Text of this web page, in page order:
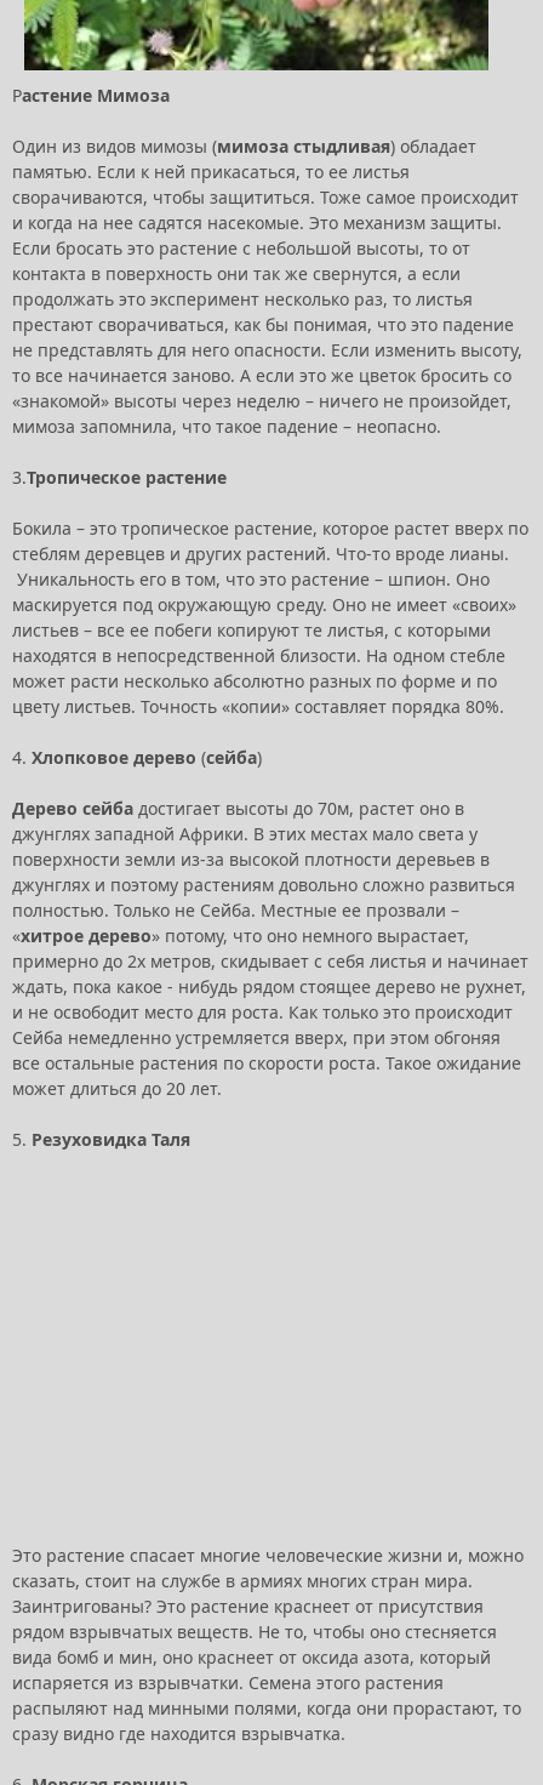
Растение Мимоза
Один из видов мимозы (мимоза стыдливая) обладает
памятью. Если к ней прикасаться, то ее листья
сворачиваются, чтобы защититься. Тоже самое происходит
и когда на нее садятся насекомые. Это механизм защиты.
Если бросать это растение с небольшой высоты, то от
контакта в поверхность они так же свернутся, а если
продолжать это эксперимент несколько раз, то листья
престают сворачиваться, как бы понимая, что это падение
не представлять для него опасности. Если изменить высоту,
то все начинается заново. А если это же цветок бросить со
«знакомой» высоты через неделю – ничего не произойдет,
мимоза запомнила, что такое падение – неопасно.
3.Тропическое растение
Бокила – это тропическое растение, которое растет вверх по
стеблям деревцев и других растений. Что-то вроде лианы.
Уникальность его в том, что это растение – шпион. Оно
маскируется под окружающую среду. Оно не имеет «своих»
листьев – все ее побеги копируют те листья, с которыми
находятся в непосредственной близости. На одном стебле
может расти несколько абсолютно разных по форме и по
цвету листьев. Точность «копии» составляет порядка 80%.
4. Хлопковое дерево (сейба)
Дерево сейба достигает высоты до 70м, растет оно в
джунглях западной Африки. В этих местах мало света у
поверхности земли из-за высокой плотности деревьев в
джунглях и поэтому растениям довольно сложно развиться
полностью. Только не Сейба. Местные ее прозвали –
«хитрое дерево» потому, что оно немного вырастает,
примерно до 2х метров, скидывает с себя листья и начинает
ждать, пока какое - нибудь рядом стоящее дерево не рухнет,
и не освободит место для роста. Как только это происходит
Сейба немедленно устремляется вверх, при этом обгоняя
все остальные растения по скорости роста. Такое ожидание
может длиться до 20 лет.
5. Резуховидка Таля
Это растение спасает многие человеческие жизни и, можно
сказать, стоит на службе в армиях многих стран мира.
Заинтригованы? Это растение краснеет от присутствия
рядом взрывчатых веществ. Не то, чтобы оно стесняется
вида бомб и мин, оно краснеет от оксида азота, который
испаряется из взрывчатки. Семена этого растения
распыляют над минными полями, когда они прорастают, то
сразу видно где находится взрывчатка.